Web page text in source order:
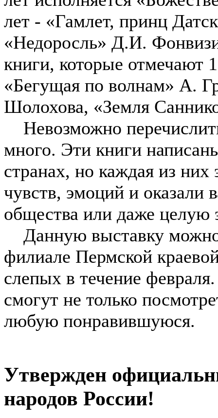
лет - «Гамлет, принц
«Недоросль» Д.И.
книги, которые отмечают
«Бегущая по волнам» А.
Шолохова, «Земля
Невозможно
много. Эти книги
странах, но каждая из
чувств, эмоций и оказали
общества или даже целую
Данную выставку можно
филиале Пермской
слепых в течение
смогут не только
любую понравившуюся.
Утвержден
народов России!